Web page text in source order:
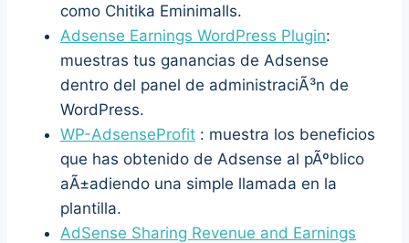
como Chitika Eminimalls.
Adsense Earnings WordPress Plugin:
muestras tus ganancias de Adsense
dentro del panel de administraciÃ³n de
WordPress.
WP-AdsenseProfit : muestra los beneficios
que has obtenido de Adsense al pÃºblico
aÃ±adiendo una simple llamada en la
plantilla.
AdSense Sharing Revenue and Earnings